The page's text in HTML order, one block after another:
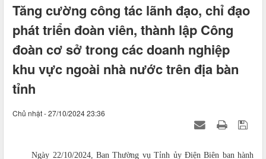
Tăng cường công tác lãnh đạo, chỉ đạo
phát triển đoàn viên, thành lập Công
đoàn cơ sở trong các doanh nghiệp
khu vực ngoài nhà nước trên địa bàn
tỉnh
Chủ nhật - 27/10/2024 23:36
Ngày 22/10/2024, Ban Thường vụ Tỉnh ủy Điện Biên ban hành